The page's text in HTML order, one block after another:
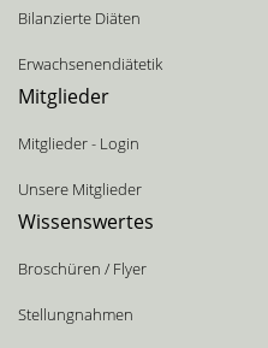
Bilanzierte Diäten
Erwachsenendiätetik
Mitglieder
Mitglieder - Login
Unsere Mitglieder
Wissenswertes
Broschüren / Flyer
Stellungnahmen